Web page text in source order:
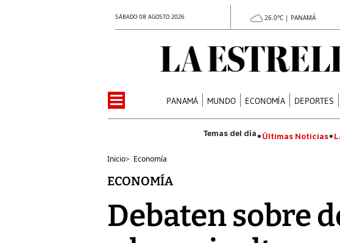
SÁBADO 08 AGOSTO 2026 26.0°C | PANAMÁ
PANAMÁ MUNDO ECONOMÍA DEPORTES
Últimas Noticias
Inicio> Economía
ECONOMÍA
Debaten sobre